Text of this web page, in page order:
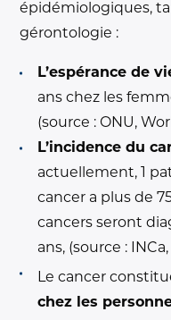
épidémiologiques,
gérontologie :
L’espérance de
ans chez les
(source : ONU,
L’incidence du
actuellement, 1
cancer a plus de
cancers seront
ans, (source :
Le cancer
chez les